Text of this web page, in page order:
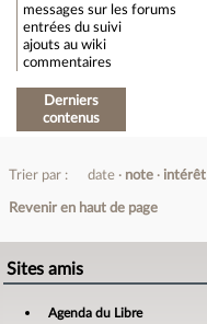
messages sur les forums
entrées du suivi
ajouts au wiki
commentaires
Derniers
contenus
Trier par : date note intérêt
Revenir en haut de page
Sites amis
Agenda du Libre